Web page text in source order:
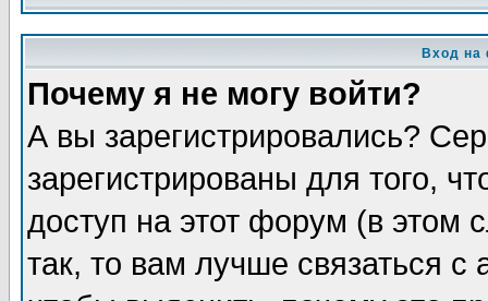
Вход на
Почему я не могу войти?
А вы зарегистрировались?
зарегистрированы для того,
доступ на этот форум (в этом
так, то вам лучше связаться